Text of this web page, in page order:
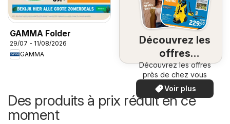
GAMMA Folder
29/07 - 11/08/2026
GAMMA
Découvrez les
offres
spéciales
Découvrez les offres
près de chez vous
Voir plus
Des produits à prix réduit en ce
moment